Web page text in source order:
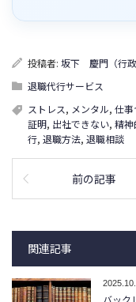
投稿者: 坂下 慶門（行政
退職代行サービス
ストレス, メンタル, 仕事
証明, 出社できない, 精神
行, 退職方法, 退職相談
前の記事
関連記事